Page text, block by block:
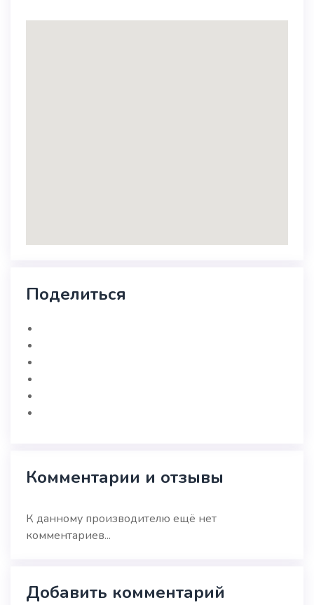
Поделиться
Комментарии и отзывы
К данному производителю ещё нет
комментариев...
Добавить комментарий